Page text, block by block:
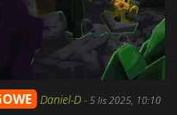
Daniel-D -5 lis 2025, 10:10